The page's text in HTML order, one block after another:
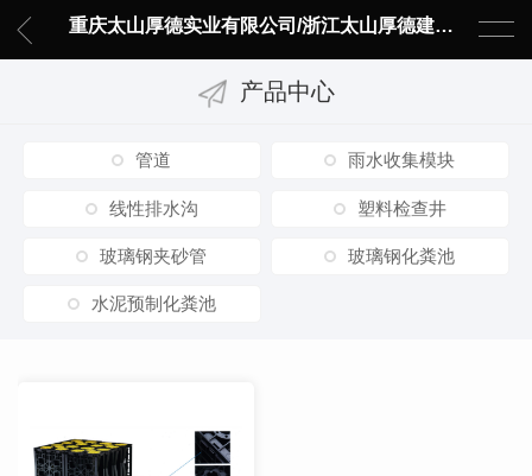
重庆太山厚德实业有限公司/浙江太山厚德建材有限责任公司
产品中心
管道 雨水收集模块
线性排水沟 塑料检查井
玻璃钢夹砂管 玻璃钢化粪池
水泥预制化粪池